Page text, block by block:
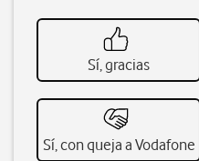
Sí, gracias
Sí, con queja a Vodafone